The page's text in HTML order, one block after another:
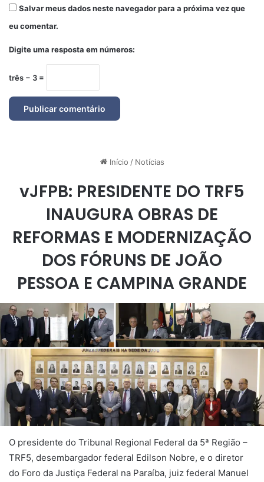
Salvar meus dados neste navegador para a próxima vez que
eu comentar.
Digite uma resposta em números:
três − 3 =